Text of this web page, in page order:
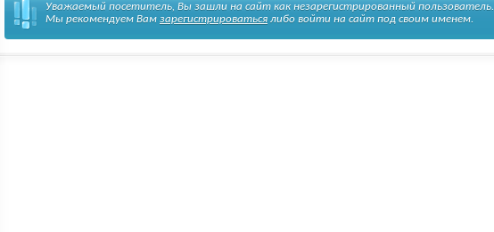
Уважаемый посетитель, Вы зашли на сайт как незарегистрированный пользователь.
Мы рекомендуем Вам зарегистрироваться либо войти на сайт под своим именем.